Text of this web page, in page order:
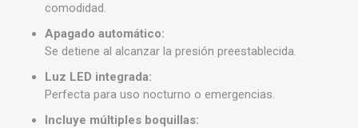
comodidad.
Apagado automático:
Se detiene al alcanzar la presión preestablecida.
Luz LED integrada:
Perfecta para uso nocturno o emergencias.
Incluye múltiples boquillas: